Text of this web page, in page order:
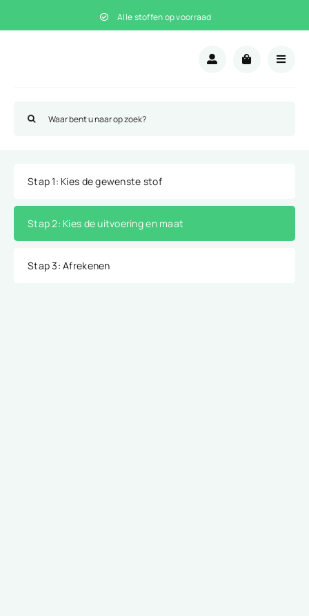
naar
Alle stoffen op voorraad
naar:
Stap 1: Kies de gewenste stof
Stap 2: Kies de uitvoering en maat
Stap 3: Afrekenen